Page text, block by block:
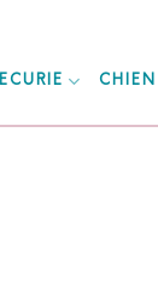
ECURIE CHIEN